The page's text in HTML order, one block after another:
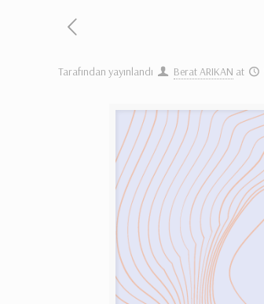
Tarafından yayınlandı Berat ARIKAN at